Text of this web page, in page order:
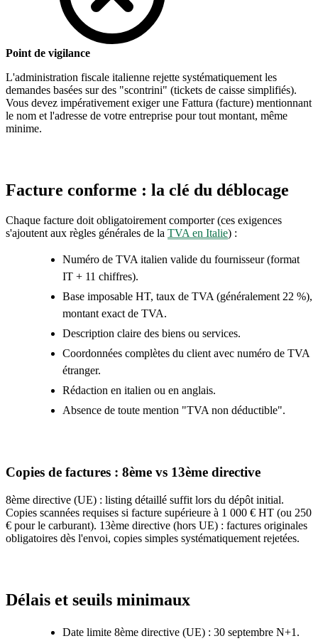
Point de vigilance
L'administration fiscale italienne rejette systématiquement les
demandes basées sur des "scontrini" (tickets de caisse simplifiés).
Vous devez impérativement exiger une Fattura (facture) mentionnant
le nom et l'adresse de votre entreprise pour tout montant, même
minime.
Facture conforme : la clé du déblocage
Chaque facture doit obligatoirement comporter (ces exigences
s'ajoutent aux règles générales de la TVA en Italie) :
Numéro de TVA italien valide du fournisseur (format
IT + 11 chiffres).
Base imposable HT, taux de TVA (généralement 22 %),
montant exact de TVA.
Description claire des biens ou services.
Coordonnées complètes du client avec numéro de TVA
étranger.
Rédaction en italien ou en anglais.
Absence de toute mention "TVA non déductible".
Copies de factures : 8ème vs 13ème directive
8ème directive (UE) : listing détaillé suffit lors du dépôt initial.
Copies scannées requises si facture supérieure à 1 000 € HT (ou 250
€ pour le carburant). 13ème directive (hors UE) : factures originales
obligatoires dès l'envoi, copies simples systématiquement rejetées.
Délais et seuils minimaux
Date limite 8ème directive (UE) : 30 septembre N+1.